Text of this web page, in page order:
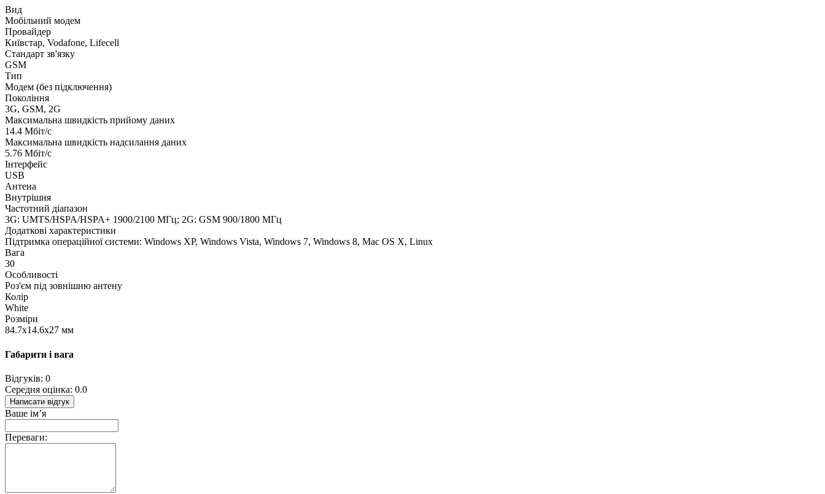
Вид
Мобільний модем
Провайдер
Київстар, Vodafone, Lifecell
Стандарт зв'язку
GSM
Тип
Модем (без підключення)
Покоління
3G, GSM, 2G
Максимальна швидкість прийому даних
14.4 Мбіт/с
Максимальна швидкість надсилання даних
5.76 Мбіт/с
Інтерфейс
USB
Антена
Внутрішня
Частотний діапазон
3G: UMTS/HSPA/HSPA+ 1900/2100 МГц; 2G: GSM 900/1800 МГц
Додаткові характеристики
Підтримка операційної системи: Windows XP, Windows Vista, Windows 7, Windows 8, Mac OS X, Linux
Вага
30
Особливості
Роз'єм під зовнішню антену
Колір
White
Розміри
84.7х14.6х27 мм
Габарити і вага
Відгуків: 0
Середня оцінка: 0.0
Написати відгук
Ваше ім’я
Переваги: